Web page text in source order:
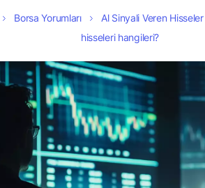
Borsa Yorumları Al Sinyali Veren Hisseler
hisseleri hangileri?